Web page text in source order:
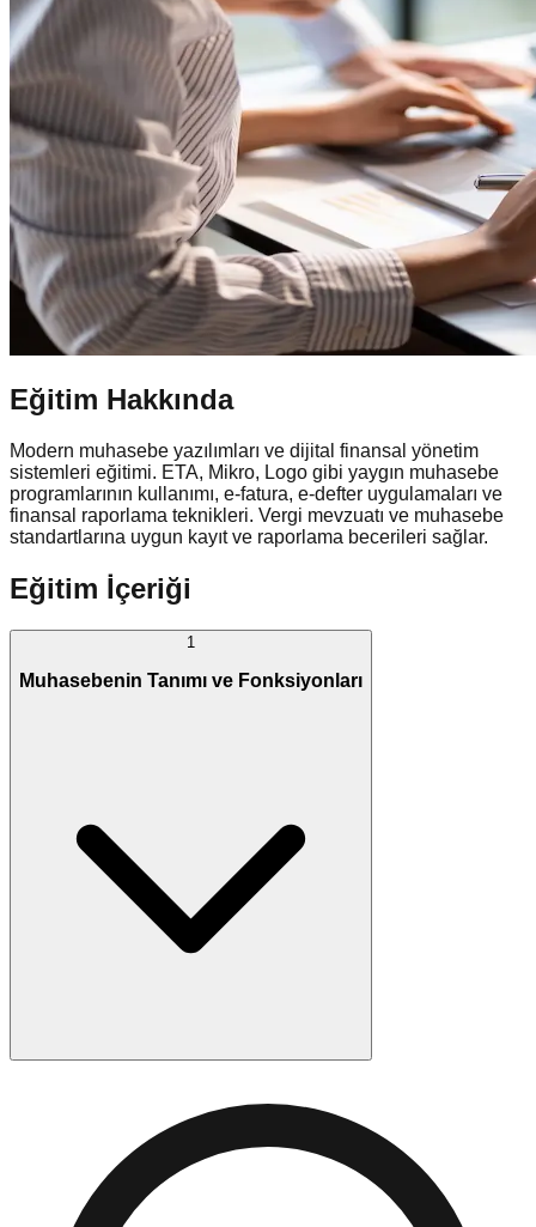
Eğitim Hakkında
Modern muhasebe yazılımları ve dijital finansal yönetim
sistemleri eğitimi. ETA, Mikro, Logo gibi yaygın muhasebe
programlarının kullanımı, e-fatura, e-defter uygulamaları ve
finansal raporlama teknikleri. Vergi mevzuatı ve muhasebe
standartlarına uygun kayıt ve raporlama becerileri sağlar.
Eğitim İçeriği
1
Muhasebenin Tanımı ve Fonksiyonları